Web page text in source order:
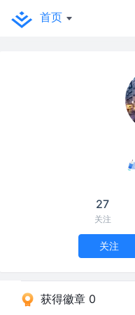
首页
27
关注
关注
获得徽章 0